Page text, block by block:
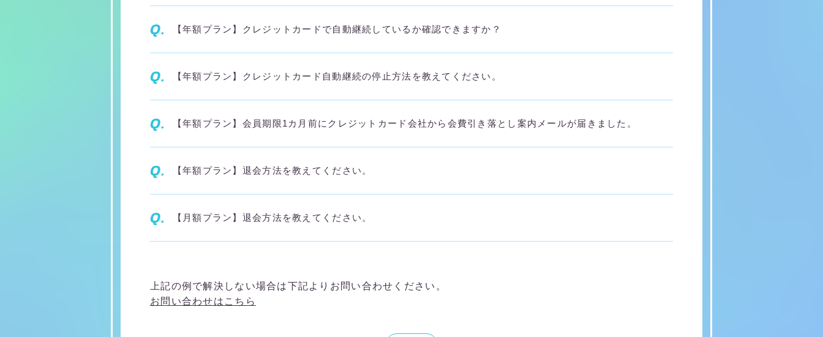
Q. 【年額プラン】クレジットカードで自動継続しているか確認できますか？
Q. 【年額プラン】クレジットカード自動継続の停止方法を教えてください。
Q. 【年額プラン】会員期限1カ月前にクレジットカード会社から会費引き落とし案内メールが届きました。
Q. 【年額プラン】退会方法を教えてください。
Q. 【月額プラン】退会方法を教えてください。
上記の例で解決しない場合は下記よりお問い合わせください。
お問い合わせはこちら